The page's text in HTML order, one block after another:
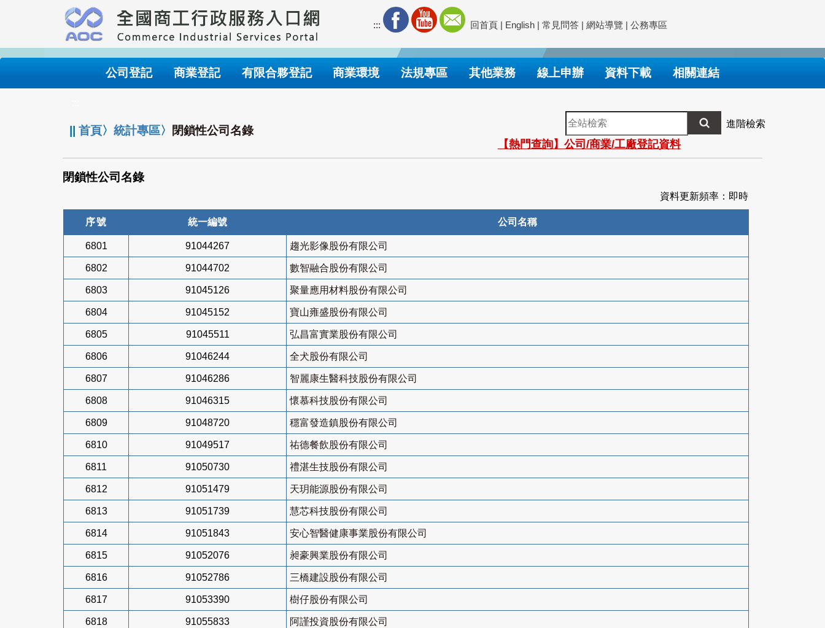
要
內
::: 回首頁 | English | 常見問答 | 網站導覽 | 公務專區
公司登記 商業登記 有限合夥登記 商業環境 法規專區 其他業務 線上申辦 資料下載 相關連結
||首頁〉統計專區〉 閉鎖性公司名錄
全
站
檢
索
進階檢索
【熱門查詢】公司/商業/工廠登記資料
閉鎖性公司名錄
資料更新頻率：即時
序號 統一編號 公司名稱
6801 91044267 趨光影像股份有限公司
6802 91044702 數智融合股份有限公司
6803 91045126 聚量應用材料股份有限公司
6804 91045152 寶山雍盛股份有限公司
6805 91045511 弘昌富實業股份有限公司
6806 91046244 全犬股份有限公司
6807 91046286 智麗康生醫科技股份有限公司
6808 91046315 懷慕科技股份有限公司
6809 91048720 穩富發造鎮股份有限公司
6810 91049517 祐德餐飲股份有限公司
6811 91050730 禮湛生技股份有限公司
6812 91051479 天玥能源股份有限公司
6813 91051739 慧芯科技股份有限公司
6814 91051843 安心智醫健康事業股份有限公司
6815 91052076 昶豪興業股份有限公司
6816 91052786 三橋建設股份有限公司
6817 91053390 樹仔股份有限公司
6818 91055833 阿謹投資股份有限公司